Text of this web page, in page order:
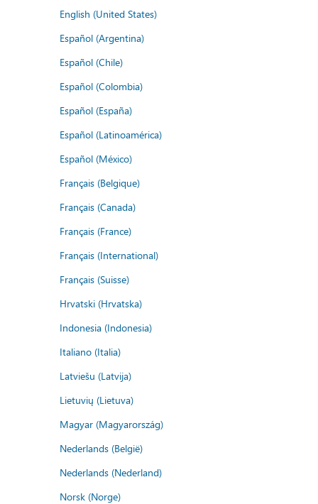
English (United States)
Español (Argentina)
Español (Chile)
Español (Colombia)
Español (España)
Español (Latinoamérica)
Español (México)
Français (Belgique)
Français (Canada)
Français (France)
Français (International)
Français (Suisse)
Hrvatski (Hrvatska)
Indonesia (Indonesia)
Italiano (Italia)
Latviešu (Latvija)
Lietuvių (Lietuva)
Magyar (Magyarország)
Nederlands (België)
Nederlands (Nederland)
Norsk (Norge)